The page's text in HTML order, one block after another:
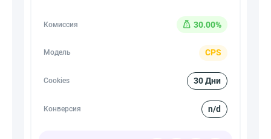
Комиссия 30.00%
Модель CPS
Cookies 30 Дни
Конверсия n/d